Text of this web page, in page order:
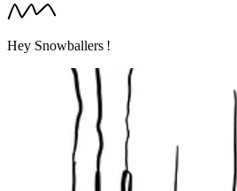
Hey Snowballers !